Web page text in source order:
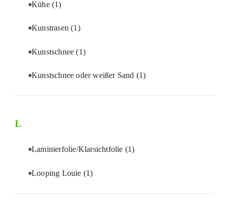
Kühe (1)
Kunstrasen(1)
Kunstschnee(1)
Kunstschnee oder weißer Sand (1)
L
Laminierfolie/Klarsichtfolie (1)
Looping Louie (1)